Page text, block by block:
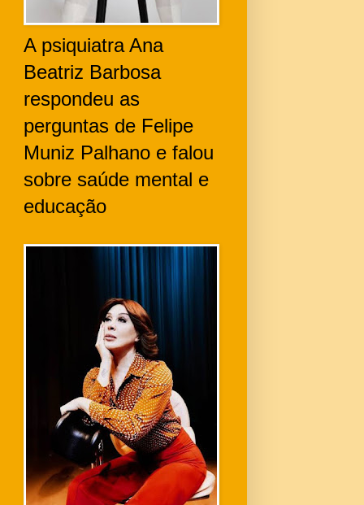
A psiquiatra Ana
Beatriz Barbosa
respondeu as
perguntas de Felipe
Muniz Palhano e falou
sobre saúde mental e
educação